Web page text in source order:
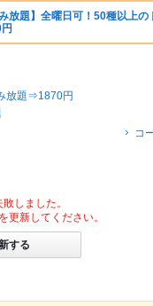
み放題】全曜日可！50種以上
放題⇒1870円
コ
しました。
更新してください。
する